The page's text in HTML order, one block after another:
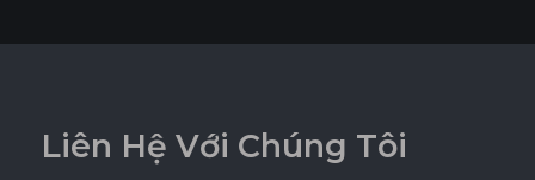
Liên Hệ Với Chúng Tôi